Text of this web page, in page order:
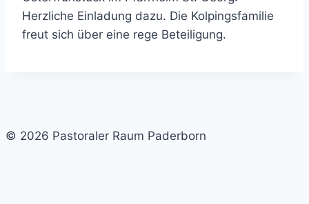
Herzliche Einladung dazu. Die Kolpingsfamilie
freut sich über eine rege Beteiligung.
© 2026 Pastoraler Raum Paderborn